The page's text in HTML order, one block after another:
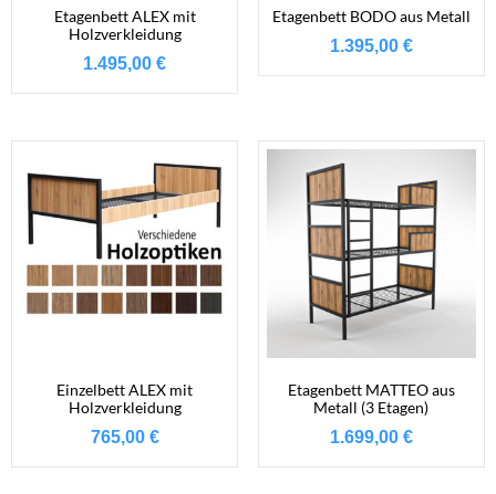
Etagenbett ALEX mit
Holzverkleidung
1.495,00€
Etagenbett BODO aus Metall
1.395,00 €
Einzelbett ALEX mit
Holzverkleidung
765,00 €
Etagenbett MATTEO aus
Metall (3 Etagen)
1.699,00 €